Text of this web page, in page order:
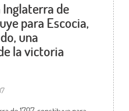
de
para Escocia,
una
la victoria